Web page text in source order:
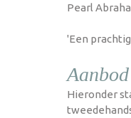
Pearl
'Een
Aanbod
Hieronder